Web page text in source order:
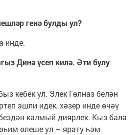
генә булды ул?
инде.
Динә үсеп килә. Әти булу
кебек ул. Элек Гөлназ белән
эшли идек, хәзер инде өчәү
калмый диярлек. Кыз бала
өлеше ул – ярату һәм